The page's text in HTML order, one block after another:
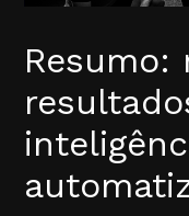
Resumo: